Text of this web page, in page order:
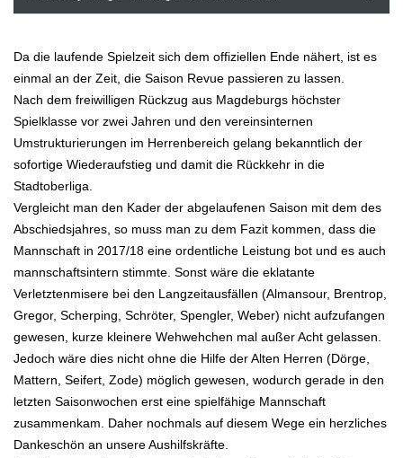
Da die laufende Spielzeit sich dem offiziellen Ende nähert, ist es
einmal an der Zeit, die Saison Revue passieren zu lassen.
Nach dem freiwilligen Rückzug aus Magdeburgs höchster
Spielklasse vor zwei Jahren und den vereinsinternen
Umstrukturierungen im Herrenbereich gelang bekanntlich der
sofortige Wiederaufstieg und damit die Rückkehr in die
Stadtoberliga.
Vergleicht man den Kader der abgelaufenen Saison mit dem des
Abschiedsjahres, so muss man zu dem Fazit kommen, dass die
Mannschaft in 2017/18 eine ordentliche Leistung bot und es auch
mannschaftsintern stimmte. Sonst wäre die eklatante
Verletztenmisere bei den Langzeitausfällen (Almansour, Brentrop,
Gregor, Scherping, Schröter, Spengler, Weber) nicht aufzufangen
gewesen, kurze kleinere Wehwehchen mal außer Acht gelassen.
Jedoch wäre dies nicht ohne die Hilfe der Alten Herren (Dörge,
Mattern, Seifert, Zode) möglich gewesen, wodurch gerade in den
letzten Saisonwochen erst eine spielfähige Mannschaft
zusammenkam. Daher nochmals auf diesem Wege ein herzliches
Dankeschön an unsere Aushilfskräfte.